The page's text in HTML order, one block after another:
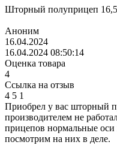
Шторный полуприцеп
Аноним
16.04.2024
16.04.2024 08:50:14
Оценка товара
4
Ссылка на отзыв
4 5 1
Приобрел у вас шторный
производителем не
прицепов нормальные оси
посмотрим на них в деле.